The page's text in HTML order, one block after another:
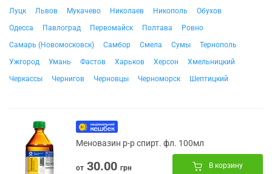
Луцк
Львов Мукачево Николаев Никополь
Обухов
Одесса
Павлоград Первомайск Полтава
Ровно
Самарь (Новомосковск)
Самбор Смела Сумы
Тернополь
Ужгород
Умань Фастов Харьков Херсон
Хмельницкий
Черкассы
Чернигов Черновцы Черноморск Шептицкий
Меновазин р-р спирт. фл. 100мл
от 30.00 грн В корзину